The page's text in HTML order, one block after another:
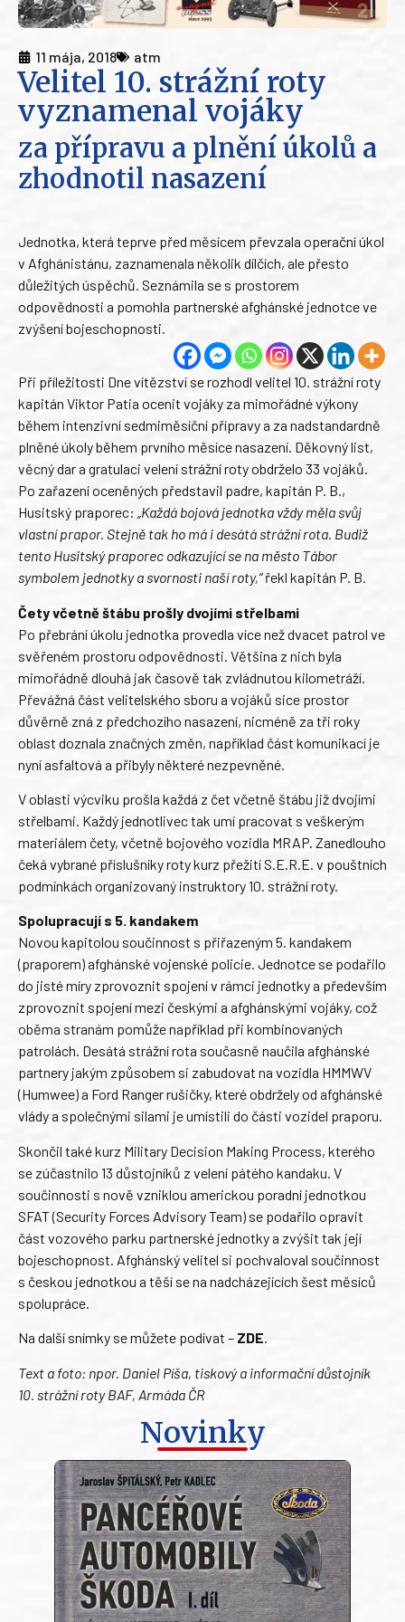
11 mája, 2018 atm
Velitel 10. strážní roty
vyznamenal vojáky
za přípravu a plnění úkolů a
zhodnotil nasazení
Jednotka, která teprve před měsícem převzala operační úkol
v Afghánistánu, zaznamenala několik dílčích, ale přesto
důležitých úspěchů. Seznámila se s prostorem
odpovědnosti a pomohla partnerské afghánské jednotce ve
zvýšení bojeschopnosti.
Při příležitosti Dne vítězství se rozhodl velitel 10. strážní roty
kapitán Viktor Patia ocenit vojáky za mimořádné výkony
během intenzivní sedmiměsíční přípravy a za nadstandardně
plněné úkoly během prvního měsíce nasazení. Děkovný list,
věcný dar a gratulaci velení strážní roty obdrželo 33 vojáků.
Po zařazení oceněných představil padre, kapitán P. B.,
Husitský praporec: „Každá bojová jednotka vždy měla svůj
vlastní prapor. Stejně tak ho má i desátá strážní rota. Budiž
tento Husitský praporec odkazující se na město Tábor
symbolem jednotky a svornosti naší roty,“řekl kapitán P. B.
Čety včetně štábu prošly dvojími střelbami
Po přebrání úkolu jednotka provedla více než dvacet patrol ve
svěřeném prostoru odpovědnosti. Většina z nich byla
mimořádně dlouhá jak časově tak zvládnutou kilometráží.
Převážná část velitelského sboru a vojáků sice prostor
důvěrně zná z předchozího nasazení, nicméně za tři roky
oblast doznala značných změn, například část komunikací je
nyní asfaltová a přibyly některé nezpevněné.
V oblasti výcviku prošla každá z čet včetně štábu již dvojími
střelbami. Každý jednotlivec tak umí pracovat s veškerým
materiálem čety, včetně bojového vozidla MRAP. Zanedlouho
čeká vybrané příslušníky roty kurz přežití S.E.R.E. v pouštních
podmínkách organizovaný instruktory 10. strážní roty.
Spolupracují s 5. kandakem
Novou kapitolou součinnost s přiřazeným 5. kandakem
(praporem) afghánské vojenské policie. Jednotce se podařilo
do jisté míry zprovoznit spojení v rámci jednotky a především
zprovoznit spojení mezi českými a afghánskými vojáky, což
oběma stranám pomůže například při kombinovaných
patrolách. Desátá strážní rota současně naučila afghánské
partnery jakým způsobem si zabudovat na vozidla HMMWV
(Humwee) a Ford Ranger rušičky, které obdržely od afghánské
vlády a společnými silami je umístili do části vozidel praporu.
Skončil také kurz Military Decision Making Process, kterého
se zúčastnilo 13 důstojníků z velení pátého kandaku. V
součinnosti s nově vzniklou americkou poradní jednotkou
SFAT (Security Forces Advisory Team) se podařilo opravit
část vozového parku partnerské jednotky a zvýšit tak její
bojeschopnost. Afghánský velitel si pochvaloval součinnost
s českou jednotkou a těší se na nadcházejících šest měsíců
spolupráce.
Na další snímky se můžete podívat – ZDE.
Text a foto: npor. Daniel Píša, tiskový a informační důstojník
10. strážní roty BAF, Armáda ČR
Novinky